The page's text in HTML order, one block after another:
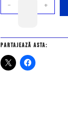
- +
Partajează asta: